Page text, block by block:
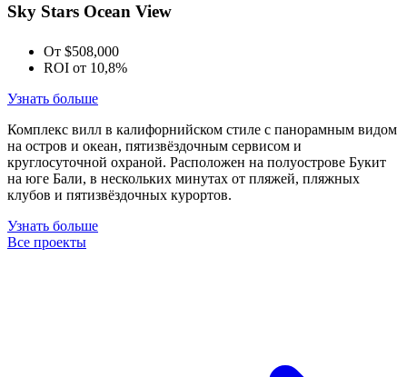
Sky Stars Ocean View
От $508,000
ROI от 10,8%
Узнать больше
Комплекс вилл в калифорнийском стиле с панорамным видом
на остров и океан, пятизвёздочным сервисом и
круглосуточной охраной. Расположен на полуострове Букит
на юге Бали, в нескольких минутах от пляжей, пляжных
клубов и пятизвёздочных курортов.
Узнать больше
Все проекты